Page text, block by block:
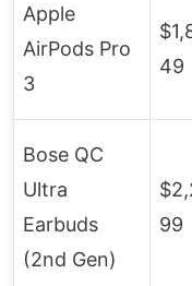
Apple
AirPods Pro
3
49
Bose QC
Ultra
Earbuds
(2nd Gen)
99